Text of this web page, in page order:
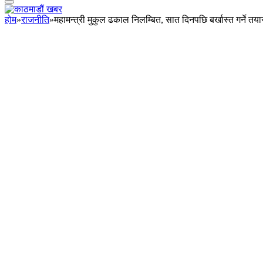
होम»राजनीति»महामन्त्री मुकुल ढकाल निलम्बित, सात दिनपछि बर्खास्त गर्ने